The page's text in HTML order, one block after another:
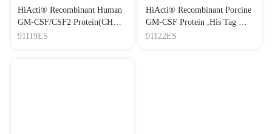
HiActi® Recombinant Human
GM-CSF/CSF2 Protein(CHO)
重组人粒细胞巨噬细胞集落
91119ES
HiActi® Recombinant Porcine
GM-CSF Protein ,His Tag 重
组猪粒细胞-巨噬细胞集落刺
91122ES